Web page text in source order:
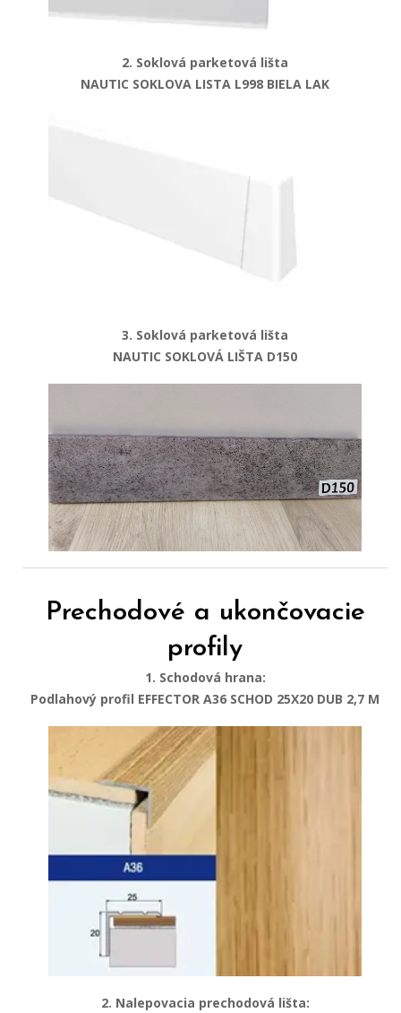
2. Soklová parketová lišta
NAUTIC SOKLOVA LISTA L998 BIELA LAK
3. Soklová parketová lišta
NAUTIC SOKLOVÁ LIŠTA D150
Prechodové a ukončovacie
profily
1. Schodová hrana:
Podlahový profil EFFECTOR A36 SCHOD 25X20 DUB 2,7 M
2. Nalepovacia prechodová lišta: